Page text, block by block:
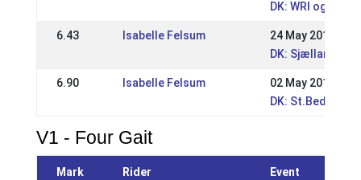
DK: WRl og DRL
6.43 Isabelle Felsum
24 May 2010
DK: Sjællandske
6.90 Isabelle Felsum
02 May 2010
DK:
V1 - Four Gait
Mark Rider Event